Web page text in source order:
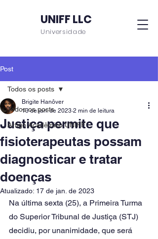
UNIFF LLC
Universidade
Post
Todos os posts
Artigo Acadêmico UNIFF
Todos os posts
Justiça permite que
fisioterapeutas possam
diagnosticar e tratar
doenças
Brigite Hanôver
13 de jan. de 2023 2 min de leitura
Atualizado: 17 de jan. de 2023
Na última sexta (25), a Primeira Turma
do Superior Tribunal de Justiça (STJ)
decidiu, por unanimidade, que será